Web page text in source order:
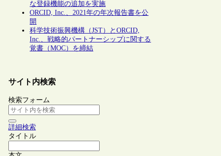
な登録機能の追加を実施
ORCID, Inc.、2021年の年次報告書を公
開
科学技術振興機構（JST）とORCID,
Inc.、戦略的パートナーシップに関する
覚書（MOC）を締結
サイト内検索
検索フォーム
詳細検索
タイトル